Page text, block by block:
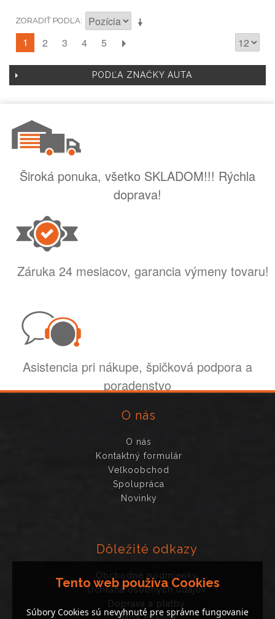
ZORADIŤ PODĽA
1 2 3 4 5
PODĽA ZNAČKY AUTA
Široká ponuka, všetko SKLADOM!!! Rýchla
doprava!
Záruka 24 mesiacov, garancia výmeny tovaru!
Asistencia pri nákupe, špičková podpora a
poradenstvo
O nás
O nás
Kontaktný formulár
Veľkoobchod
Spolupráca
Novinky
Dôležité odkazy
Obchodné podmienky
Ochrana osobných údajov
Doprava a platby
Tento web používa Cookies
Súbory Cookies sú nevyhnuté pre správne fungovanie